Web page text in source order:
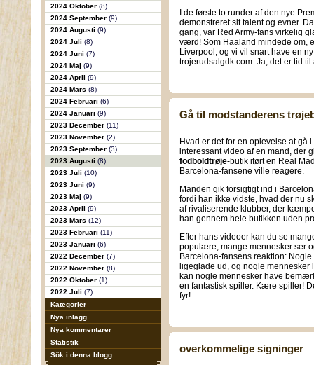
2024 Oktober (8)
2024 September (9)
2024 Augusti (9)
2024 Juli (8)
2024 Juni (7)
2024 Maj (9)
2024 April (9)
2024 Mars (8)
2024 Februari (6)
2024 Januari (9)
2023 December (11)
2023 November (2)
2023 September (3)
2023 Augusti (8)
2023 Juli (10)
2023 Juni (9)
2023 Maj (9)
2023 April (9)
2023 Mars (12)
2023 Februari (11)
2023 Januari (6)
2022 December (7)
2022 November (8)
2022 Oktober (1)
2022 Juli (7)
Kategorier
Nya inlägg
Nya kommentarer
Statistik
Sök i denna blogg
I de første to runder af den nye
demonstreret sit talent og evner.
gang, var Red Army-fans virkelig
værd! Som Haaland mindede om,
Liverpool, og vi vil snart have en
trojerudsalgdk.com. Ja, det er tid
Gå til modstanderens
Hvad er det for en oplevelse at gå
interessant video af en mand, der
fodboldtrøje-butik iført en Real
Barcelona-fansene ville reagere.
Manden gik forsigtigt ind i
fordi han ikke vidste, hvad der nu
af rivaliserende klubber, der
han gennem hele butikken uden
Efter hans videoer kan du se
populære, mange mennesker ser
Barcelona-fansens reaktion:
ligeglade ud, og nogle
kan nogle mennesker have
en fantastisk spiller. Kære spiller!
fyr!
overkommelige signinger